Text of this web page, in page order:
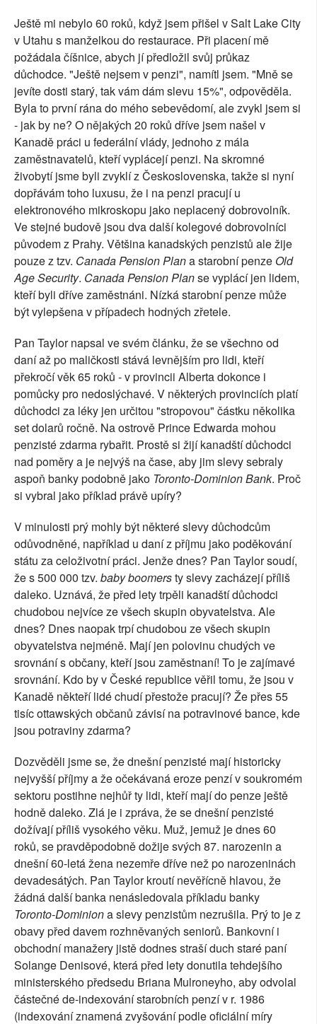
Ještě mi nebylo 60 roků, když jsem přišel v Salt Lake City
v Utahu s manželkou do restaurace. Při placení mě
požádala číšnice, abych jí předložil svůj průkaz
důchodce. "Ještě nejsem v penzi", namítl jsem. "Mně se
jevíte dosti starý, tak vám dám slevu 15%", odpověděla.
Byla to první rána do mého sebevědomí, ale zvykl jsem si
- jak by ne? O nějakých 20 roků dříve jsem našel v
Kanadě práci u federální vlády, jednoho z mála
zaměstnavatelů, kteří vyplácejí penzi. Na skromné
živobytí jsme byli zvyklí z Československa, takže si nyní
dopřávám toho luxusu, že i na penzi pracují u
elektronového mikroskopu jako neplacený dobrovolník.
Ve stejné budově jsou dva další kolegové dobrovolníci
původem z Prahy. Většina kanadských penzistů ale žije
pouze z tzv. Canada Pension Plana starobní penze Old
Age Security. Canada Pension Planse vyplácí jen lidem,
kteří byli dříve zaměstnáni. Nízká starobní penze může
být vylepšena v případech hodných zřetele.
Pan Taylor napsal ve svém článku, že se všechno od
daní až po maličkosti stává levnějším pro lidi, kteří
překročí věk 65 roků - v provincii Alberta dokonce i
pomůcky pro nedoslýchavé. V některých provinciích platí
důchodci za léky jen určitou "stropovou" částku několika
set dolarů ročně. Na ostrově Prince Edwarda mohou
penzisté zdarma rybařit. Prostě si žijí kanadští důchodci
nad poměry a je nejvýš na čase, aby jim slevy sebraly
aspoň banky podobně jako Toronto-Dominion Bank. Proč
si vybral jako příklad právě upíry?
V minulosti prý mohly být některé slevy důchodcům
odůvodněné, například u daní z příjmu jako poděkování
státu za celoživotní práci. Jenže dnes? Pan Taylor soudí,
že s 500 000 tzv. baby boomersty slevy zacházejí příliš
daleko. Uznává, že před lety trpěli kanadští důchodci
chudobou nejvíce ze všech skupin obyvatelstva. Ale
dnes? Dnes naopak trpí chudobou ze všech skupin
obyvatelstva nejméně. Mají jen polovinu chudých ve
srovnání s občany, kteří jsou zaměstnaní! To je zajímavé
srovnání. Kdo by v České republice věřil tomu, že jsou v
Kanadě někteří lidé chudí přestože pracují? Že přes 55
tisíc ottawských občanů závisí na potravinové bance, kde
jsou potraviny zdarma?
Dozvěděli jsme se, že dnešní penzisté mají historicky
nejvyšší příjmy a že očekávaná eroze penzí v soukromém
sektoru postihne nejhůř ty lidi, kteří mají do penze ještě
hodně daleko. Zlá je i zpráva, že se dnešní penzisté
dožívají příliš vysokého věku. Muž, jemuž je dnes 60
roků, se pravděpodobně dožije svých 87. narozenin a
dnešní 60-letá žena nezemře dříve než po narozeninách
devadesátých. Pan Taylor kroutí nevěřícně hlavou, že
žádná další banka nenásledovala příkladu banky
Toronto-Dominiona slevy penzistům nezrušila. Prý to je z
obavy před davem rozhněvaných seniorů. Bankovní i
obchodní manažery jistě dodnes straší duch staré paní
Solange Denisové, která před lety donutila tehdejšího
ministerského předsedu Briana Mulroneyho, aby odvolal
částečné de-indexování starobních penzí v r. 1986
(indexování znamená zvyšování podle oficiální míry